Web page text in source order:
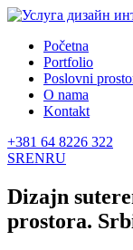
Početna
Portfolio
Poslovni
O nama
Kontakt
+381 64 8226 322
SRENRU
Dizajn
prostora.